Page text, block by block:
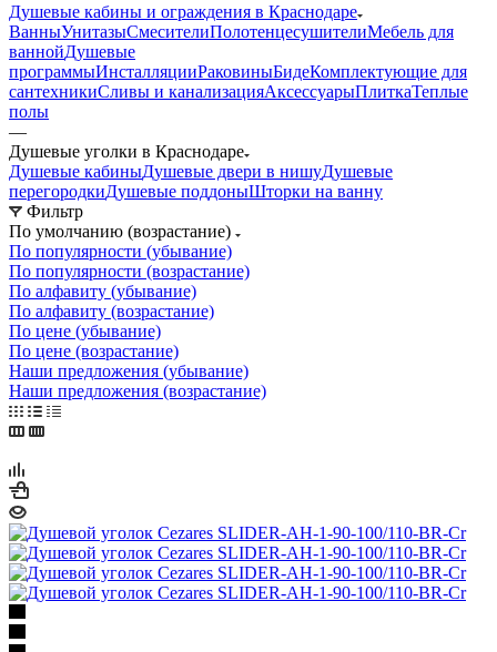
41
Главная
—
Каталог
—
Душевые кабины и ограждения в Краснодаре
Ванны
ваннойДушевые
программыИнсталляцииРаковиныБидеКомплектующие для
сантехникиСливы и канализацияАксессуарыПлитка
полы
—
Душевые уголки в Краснодаре
Душевые кабины Душевые двери в нишу
перегородкиДушевые поддоны
Фильтр
По умолчанию (возрастание)
По популярности (убывание)
По популярности (возрастание)
По алфавиту (убывание)
По алфавиту (возрастание)
По цене (убывание)
Наши предложения (убывание)
Наши предложения (возрастание)